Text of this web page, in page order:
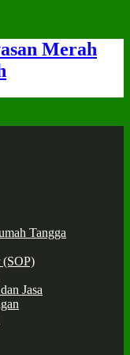
Merah
Tangga
(SOP)
Jasa